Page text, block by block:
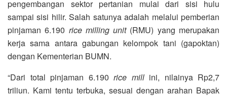
pengembangan sektor pertanian mulai dari sisi hulu
sampai sisi hilir. Salah satunya adalah melalui pemberian
pinjaman 6.190 rice milling unit(RMU) yang merupakan
kerja sama antara gabungan kelompok tani (gapoktan)
dengan Kementerian BUMN.
“Dari total pinjaman 6.190 rice millini, nilainya Rp2,7
triliun. Kami tentu terbuka, sesuai dengan arahan Bapak